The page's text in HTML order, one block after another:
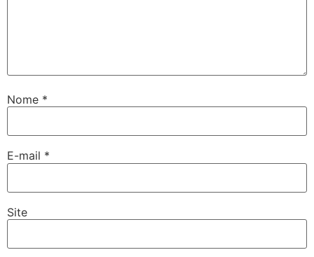
Nome *
E-mail *
Site